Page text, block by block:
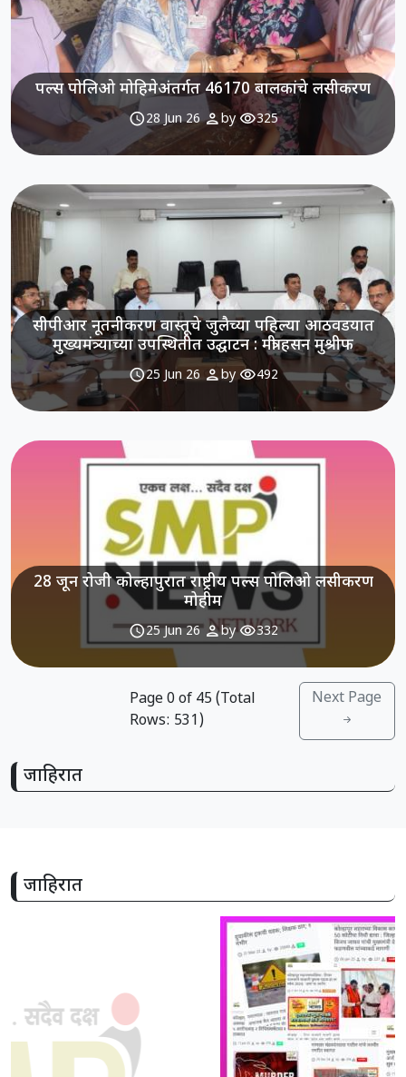
पल्स पोलिओ मोहिमेअंतर्गत 46170 बालकांचे लसीकरण
schedule28 Jun 26 personby visibility325
सीपीआर नूतनीकरण वास्तूचे जुलैच्या पहिल्या आठवडयात
मुख्यमंत्र्याच्या उपस्थितीत उद्घाटन : मंत्री हसन मुश्रीफ
schedule25 Jun 26 personby visibility492
28 जून रोजी कोल्हापुरात राष्ट्रीय पल्स पोलिओ लसीकरण
मोहीम
schedule25 Jun 26 personby visibility332
Page0 of 45(Total
Rows: 531)
Next Page
जाहिरात
जाहिरात